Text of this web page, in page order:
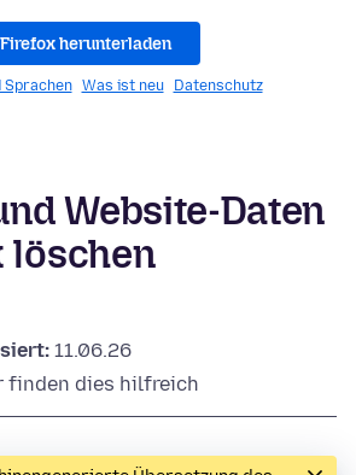
Firefox herunterladen
Sprachen Was ist neu Datenschutz
Website-Daten
löschen
11.06.26
finden dies hilfreich